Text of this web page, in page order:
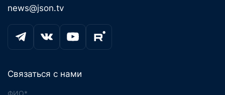
news@json.tv
Связаться с нами